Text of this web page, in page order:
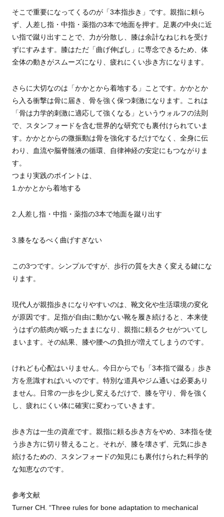
そこで重要になってくるのが「3本指歩き」です。親指に頼ら
ず、人差し指・中指・薬指の3本で地面を押す。足裏の中央に近
い指で蹴り出すことで、力が分散し、膝は余計なねじれを受け
ずにすみます。膝はただ「曲げ伸ばし」に専念できるため、体
全体の動きがスムーズになり、疲れにくい歩き方になります。
さらに大切なのは「かかとから着地する」ことです。かかとか
ら入る衝撃は骨に届き、骨を強く保つ刺激になります。これは
「骨は力学的刺激に適応して強くなる」というウォルフの法則
で、スタンフォードを含む世界的な研究でも裏付けられていま
す。かかとからの微振動は骨を強化するだけでなく、全身に伝
わり、血流や脳脊髄液の循環、自律神経の安定にもつながりま
す。
つまり実践のポイントは、
1.かかとから着地する
2.人差し指・中指・薬指の3本で地面を蹴り出す
3.膝をなるべく曲げすぎない
この3つです。シンプルですが、歩行の質を大きく変える鍵にな
ります。
現代人が親指歩きになりやすいのは、靴文化や生活環境の変化
が原因です。足指が自由に動かない靴を履き続けると、本来使
うはずの筋肉が眠ったままになり、親指に頼るクセがついてし
まいます。その結果、膝や腰への負担が増えてしまうのです。
けれども心配はいりません。今日からでも「3本指で蹴る」歩き
方を意識すればいいのです。特別な道具やジム通いは必要あり
ません。日常の一歩を少し変えるだけで、膝を守り、骨を強く
し、疲れにくい体に確実に変わっていきます。
歩き方は一生の資産です。親指に頼る歩き方をやめ、3本指を使
う歩き方に切り替えること。それが、膝を壊さず、元気に歩き
続けるための、スタンフォードの知見にも裏付けられた科学的
な知恵なのです。
参考文献
Turner CH. “Three rules for bone adaptation to mechanical